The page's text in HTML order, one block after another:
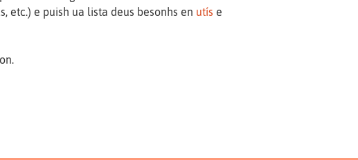
etc.) e puish ua lista deus besonhs en utís e